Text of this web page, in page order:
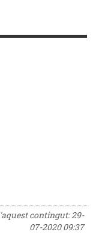
contingut:29-
07-2020 09:37